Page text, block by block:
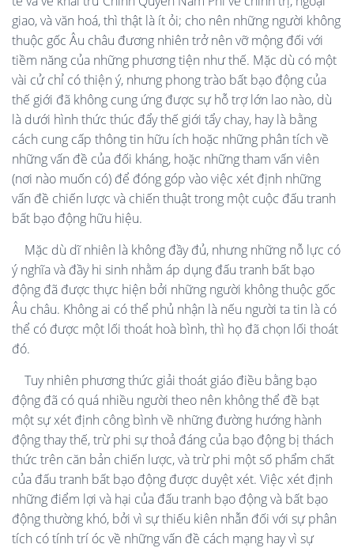
giao, và văn hoá, thì thật là ít ỏi; cho nên những người không
thuộc gốc Âu châu đương nhiên trở nên vỡ mộng đối với
tiềm năng của những phương tiện như thế. Mặc dù có một
vài cử chỉ có thiện ý, nhưng phong trào bất bạo động của
thế giới đã không cung ứng được sự hỗ trợ lớn lao nào, dù
là dưới hình thức thúc đẩy thế giới tẩy chay, hay là bằng
cách cung cấp thông tin hữu ích hoặc những phân tích về
những vấn đề của đối kháng, hoặc những tham vấn viên
(nơi nào muốn có) để đóng góp vào việc xét định những
vấn đề chiến lược và chiến thuật trong một cuộc đấu tranh
bất bạo động hữu hiệu.
Mặc dù dĩ nhiên là không đầy đủ, nhưng những nỗ lực có
ý nghĩa và đầy hi sinh nhằm áp dụng đấu tranh bất bạo
động đã được thực hiện bởi những người không thuộc gốc
Âu châu. Không ai có thể phủ nhận là nếu người ta tin là có
thể có được một lối thoát hoà bình, thì họ đã chọn lối thoát
đó.
Tuy nhiên phương thức giải thoát giáo điều bằng bạo
động đã có quá nhiều người theo nên không thể đề bạt
một sự xét định công bình về những đường hướng hành
động thay thế, trừ phi sự thoả đáng của bạo động bị thách
thức trên căn bản chiến lược, và trừ phi một số phẩm chất
của đấu tranh bất bạo động được duyệt xét. Việc xét định
những điểm lợi và hại của đấu tranh bạo động và bất bạo
động thường khó, bởi vì sự thiếu kiên nhẫn đối với sự phân
tích có tính trí óc về những vấn đề cách mạng hay vì sự